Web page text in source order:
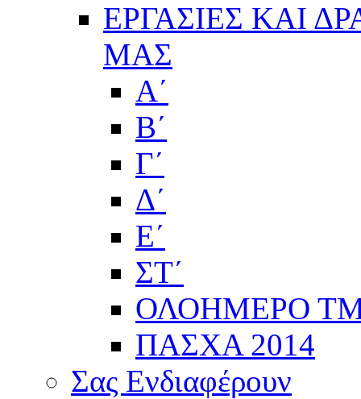
ΕΡΓΑΣΙΕΣ ΚΑΙ
ΜΑΣ
Α΄
Β΄
Γ΄
Δ΄
Ε΄
ΣΤ΄
ΟΛΟΗΜΕΡΟ
ΠΑΣΧΑ 2014
Σας Ενδιαφέρουν